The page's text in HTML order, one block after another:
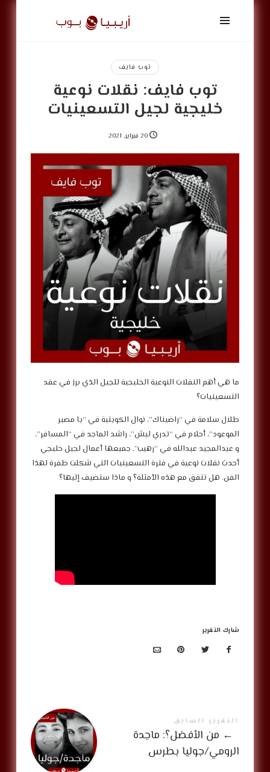
أريبيا
بوب
ArabiaPopتوب فايف
توب فايف: نقلات نوعية
خليجية لجيل التسعينيات
20 فبراير, 2021
ما هي أهم النقلات النوعية الخليجية للجيل الذي برز في عقد
التسعينيات؟
طلال سلامة في “راضيناك”، نوال الكويتية في “يا مصبر
الموعود”، أحلام في “تدري ليش”، راشد الماجد في “المسافر”،
و عبدالمجيد عبدالله في “رهيب”. جميعها أعمال لجيل خليجي
أحدث نقلات نوعية في فترة التسعينيات التي شكلت طفرة لهذا
الفن. هل تتفق مع هذه الأمثلة؟ و ماذا ستضيف إليها؟
شارك التقرير
التقرير السابق
← من الأفضل؟: ماجدة
الرومي/جوليا بطرس